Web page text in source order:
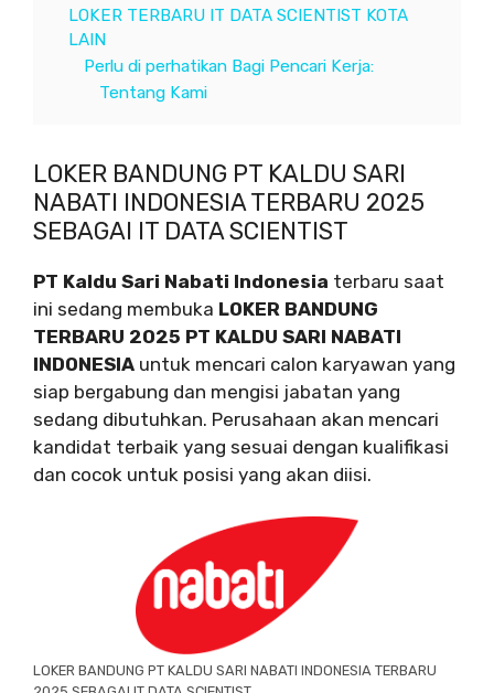
LOKER TERBARU IT DATA SCIENTIST KOTA
LAIN
Perlu di perhatikan Bagi Pencari Kerja:
Tentang Kami
LOKER BANDUNG PT KALDU SARI
NABATI INDONESIA TERBARU 2025
SEBAGAI IT DATA SCIENTIST
PT Kaldu Sari Nabati Indonesia terbaru saat
ini sedang membuka LOKER BANDUNG
TERBARU 2025 PT KALDU SARI NABATI
INDONESIA untuk mencari calon karyawan yang
siap bergabung dan mengisi jabatan yang
sedang dibutuhkan. Perusahaan akan mencari
kandidat terbaik yang sesuai dengan kualifikasi
dan cocok untuk posisi yang akan diisi.
LOKER BANDUNG PT KALDU SARI NABATI INDONESIA TERBARU